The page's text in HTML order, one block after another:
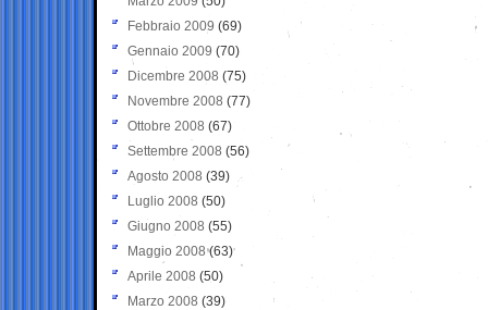
Febbraio 2009 (69)
Gennaio 2009 (70)
Dicembre 2008 (75)
Novembre 2008 (77)
Ottobre 2008 (67)
Settembre 2008 (56)
Agosto 2008 (39)
Luglio 2008 (50)
Giugno 2008 (55)
Maggio 2008(63)
Aprile 2008 (50)
Marzo 2008 (39)